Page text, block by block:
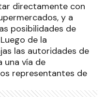
directamente con
y a
posibilidades de
de la
las autoridades de
una vía de
representantes de